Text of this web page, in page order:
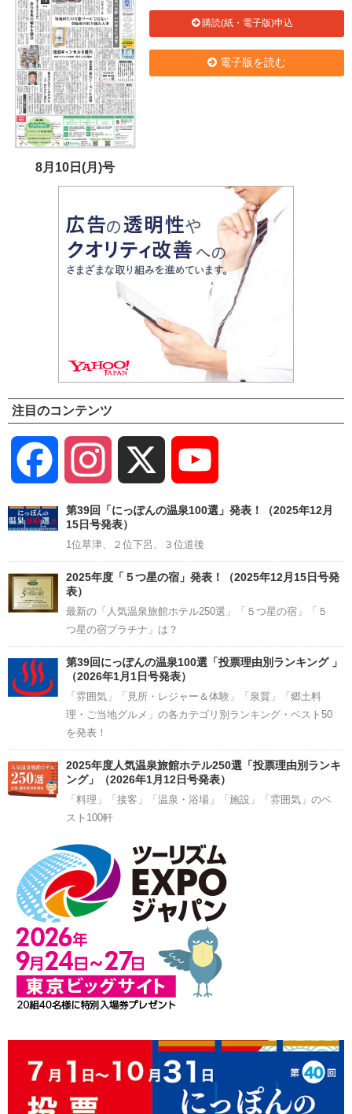
8月10日(月)号
購読(紙・電子版)申込
電子版を読む
注目のコンテンツ
Facebook Instagram
Channel
第39回「にっぽんの温泉100選」発表！（2025年12月
15日号発表）
1位草津、２位下呂、３位道後
2025年度「５つ星の宿」発表！（2025年12月15日号発
表）
最新の「人気温泉旅館ホテル250選」「５つ星の宿」「５
つ星の宿プラチナ」は？
第39回にっぽんの温泉100選「投票理由別ランキング 」
（2026年1月1日号発表）
「雰囲気」「見所・レジャー＆体験」「泉質」「郷土料
理・ご当地グルメ」の各カテゴリ別ランキング・ベスト50
を発表！
2025年度人気温泉旅館ホテル250選「投票理由別ランキ
ング」（2026年1月12日号発表）
「料理」「接客」「温泉・浴場」「施設」「雰囲気」のベ
スト100軒